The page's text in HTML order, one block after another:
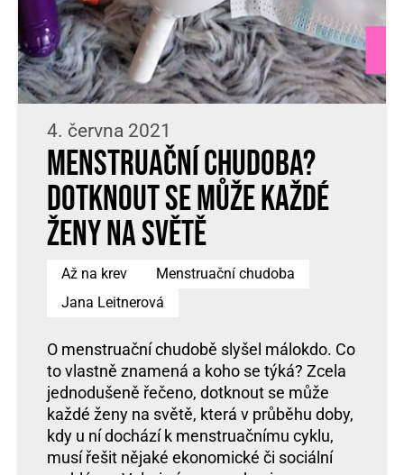
4. června 2021
Menstruační chudoba?
Dotknout se může každé
ženy na světě
Až na krev
Menstruační chudoba
Jana Leitnerová
O menstruační chudobě slyšel málokdo. Co
to vlastně znamená a koho se týká? Zcela
jednodušeně řečeno, dotknout se může
každé ženy na světě, která v průběhu doby,
kdy u ní dochází k menstruačnímu cyklu,
musí řešit nějaké ekonomické či sociální